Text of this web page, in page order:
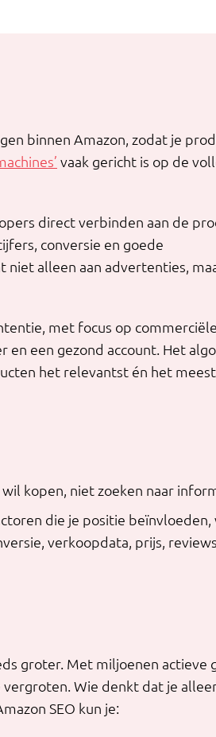
binnen Amazon, zodat je
vaak gericht is op de
direct verbinden aan de
conversie en goede
niet alleen aan advertenties,
met focus op
een gezond account. Het
het relevantst én het meest
kopen, niet zoeken naar
die je positie beïnvloeden,
verkoopdata, prijs,
groter. Met miljoenen actieve
vergroten. Wie denkt dat je
SEO kun je: